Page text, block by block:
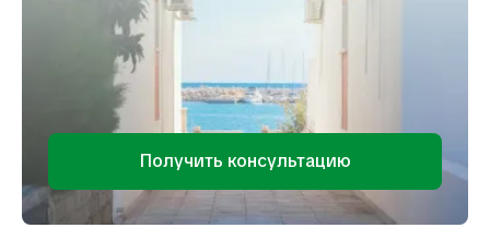
Получить консультацию